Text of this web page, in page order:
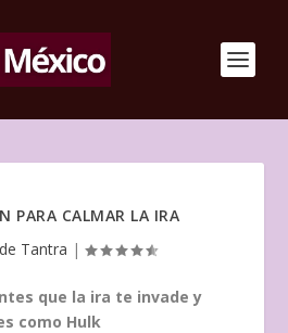
PARA CALMAR LA IRA
Tantra |
que la ira te invade y
como Hulk